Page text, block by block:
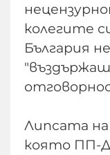
колегите
България
Липсата
която ПП-